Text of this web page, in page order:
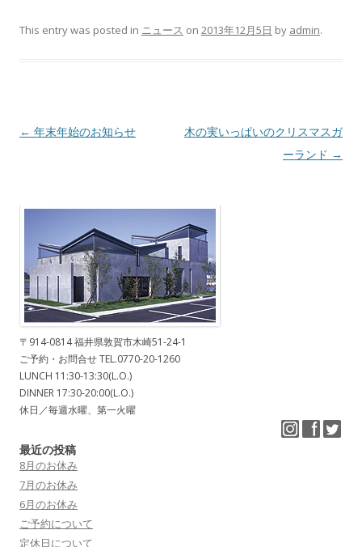
This entry was posted in ニュース on 2013年12月5日 by admin.
Post navigation
← 年末年始のお知らせ
木の実いっぱいのクリスマスガ
ーランド →
〒914-0814 福井県敦賀市木崎51-24-1
ご予約・お問合せ TEL.0770-20-1260
LUNCH 11:30-13:30(L.O.)
DINNER 17:30-20:00(L.O.)
休日／毎週水曜、第一火曜
最近の投稿
8月のお休み
7月のお休み
6月のお休み
ご予約について
定休日について